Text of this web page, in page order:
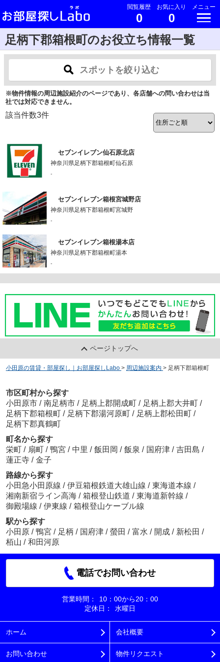
閲覧履歴
0
お気に入り
0
メニュー
足柄下郡箱根町のお役立ち情報一覧
スポットを絞り込む
※物件情報の周辺施設紹介のページであり、各店舗への問い合わせは当
社では対応できません。
該当件数3件
セブンイレブン仙石原北店
神奈川県足柄下郡箱根町仙石原
-
セブンイレブン箱根宮城野店
神奈川県足柄下郡箱根町宮城野
-
セブンイレブン箱根湯本店
神奈川県足柄下郡箱根町湯本
-
ページトップへ
小田原の賃貸・部屋探し｜お部屋探しLabo > 周辺施設案内 > 足柄下郡箱根町
市区町村から探す
小田原市 / 南足柄市 / 足柄上郡開成町 / 足柄上郡大井町 /
足柄下郡箱根町 / 足柄下郡湯河原町 / 足柄上郡松田町 /
足柄下郡真鶴町
町名から探す
栄町 / 扇町 / 鴨宮 / 中里 / 飯田岡 / 飯泉 / 国府津 / 吉田島 /
蓮正寺 / 金子
路線から探す
小田急小田原線 / 伊豆箱根鉄道大雄山線 / 東海道本線 /
湘南新宿ライン高海 / 箱根登山鉄道 / 東海道新幹線 /
御殿場線 / 伊東線 / 箱根登山ケーブル線
駅から探す
小田原 / 鴨宮 / 足柄 / 国府津 / 螢田 / 富水 / 開成 / 新松田 /
栢山 / 和田河原
電話でお問い合わせ
営業時間：
10：00から20：00
定休日：
水曜日
ホーム 会社概要
お問い合わせ 物件リクエスト